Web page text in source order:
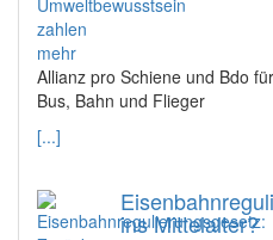
Allianz pro Schiene und Bdo
Bus, Bahn und Flieger
[...]
ins Mittelalter?